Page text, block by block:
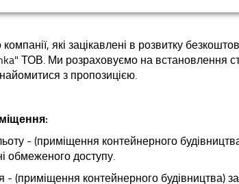
які зацікавлені в розвитку
ТОВ. Ми розраховуємо на встановлення
з пропозицією.
- (приміщення контейнерного
обмеженого доступу.
- (приміщення контейнерного будівництва)